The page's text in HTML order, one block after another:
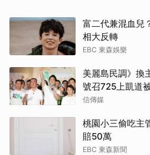
富二代兼混血兒
相大反轉
EBC 東森娛樂
美麗島民調》換
號召725上凱道
信傳媒
桃園小三偷吃主
賠50萬
EBC 東森新聞